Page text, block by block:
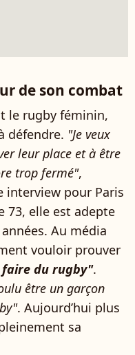
de son combat
le rugby féminin,
défendre. "Je veux
leur place et à être
trop fermé",
interview pour Paris
73, elle est adepte
Au média
vouloir prouver
faire du rugby".
être un garçon
. Aujourd’hui plus
sa